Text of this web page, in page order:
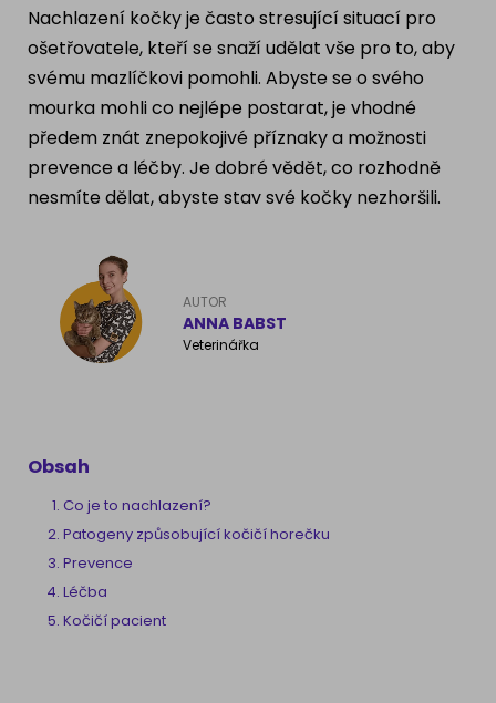
PLEMENA PSŮ
Francouzský buldog
Dalmatín
Zlatý retrívr
Atlas psů
Britská krátkosrstá kočka
Bengálská kočka
Kanadský Sphynx
Nachlazení kočky je často stresující situací pro
ošetřovatele, kteří se snaží udělat vše pro to, aby
svému mazlíčkovi pomohli. Abyste se o svého
mourka mohli co nejlépe postarat, je vhodné
předem znát znepokojivé příznaky a možnosti
prevence a léčby. Je dobré vědět, co rozhodně
nesmíte dělat, abyste stav své kočky nezhoršili.
AUTOR
ANNA BABST
Veterinářka
Obsah
Co je to nachlazení?
Patogeny způsobující kočičí horečku
Prevence
Léčba
Kočičí pacient